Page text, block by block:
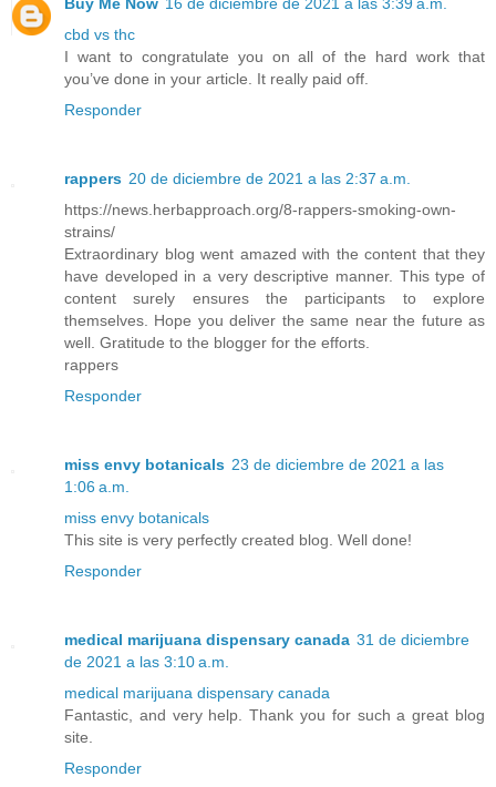
cbd vs thc
I want to congratulate you on all of the hard work that
you’ve done in your article. It really paid off.
Responder
rappers 20 de diciembre de 2021 a las 2:37 a.m.
https://news.herbapproach.org/8-rappers-smoking-own-
strains/
Extraordinary blog went amazed with the content that they
have developed in a very descriptive manner. This type of
content surely ensures the participants to explore
themselves. Hope you deliver the same near the future as
well. Gratitude to the blogger for the efforts.
rappers
Responder
miss envy botanicals 23 de diciembre de 2021 a las
1:06 a.m.
miss envy botanicals
This site is very perfectly created blog. Well done!
Responder
medical marijuana dispensary canada 31 de diciembre
de 2021 a las 3:10 a.m.
medical marijuana dispensary canada
Fantastic, and very help. Thank you for such a great blog
site.
Responder